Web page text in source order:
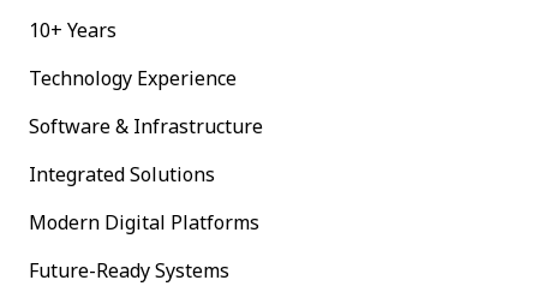
10+ Years
Technology Experience
Software & Infrastructure
Integrated Solutions
Modern Digital Platforms
Future-Ready Systems